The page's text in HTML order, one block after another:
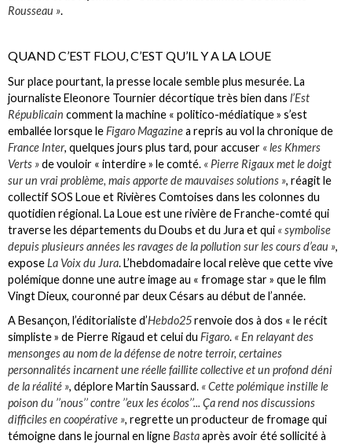
Rousseau ».
QUAND C’EST FLOU, C’EST QU’IL Y A LA LOUE
Sur place pourtant, la presse locale semble plus mesurée. La
journaliste Eleonore Tournier décortique très bien dans l’Est
Républicain comment la machine « politico-médiatique » s’est
emballée lorsque leFigaro Magazinea repris au vol la chronique de
France Inter, quelques jours plus tard, pour accuser « les Khmers
Verts »de vouloir « interdire » le comté. « Pierre Rigaux met le doigt
sur un vrai problème, mais apporte de mauvaises solutions », réagit le
collectif SOS Loue et Rivières Comtoises dans les colonnes du
quotidien régional. La Loue est une rivière de Franche-comté qui
traverse les départements du Doubs et du Jura et qui « symbolise
depuis plusieurs années les ravages de la pollution sur les cours d’eau »,
exposeLa Voix du Jura. L’hebdomadaire local relève que cette vive
polémique donne une autre image au « fromage star » que le film
Vingt Dieux, couronné par deux Césars au début de l’année.
A Besançon, l’éditorialiste d’Hebdo25renvoie dos à dos « le récit
simpliste » de Pierre Rigaud et celui du Figaro. « En relayant des
mensonges au nom de la défense de notre terroir, certaines
personnalités incarnent une réelle faillite collective et un profond déni
de la réalité », déplore Martin Saussard. « Cette polémique instille le
poison du ’’nous’’ contre ’’eux les écolos’’... Ça rend nos discussions
difficiles en coopérative », regrette un producteur de fromage qui
témoigne dans le journal en ligneBastaaprès avoir été sollicité à